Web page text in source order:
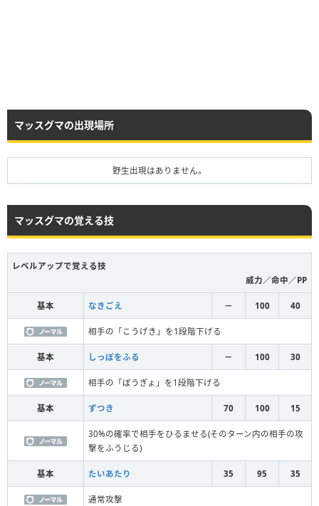
マッスグマの出現場所
野生出現はありません。
マッスグマの覚える技
レベルアップで覚える技
威力／命中／PP
基本 なきごえ － 100 40
相手の「こうげき」を1段階下げる
基本 しっぽをふる － 100 30
相手の「ぼうぎょ」を1段階下げる
基本 ずつき 70 100 15
30%の確率で相手をひるませる(そのターン内の相手の攻
撃をふうじる)
基本 たいあたり 35 95 35
通常攻撃